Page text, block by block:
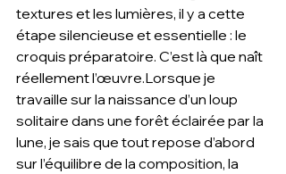
textures et les lumières, il y a cette
étape silencieuse et essentielle : le
croquis préparatoire. C’est là que naît
réellement l’œuvre.Lorsque je
travaille sur la naissance d’un loup
solitaire dans une forêt éclairée par la
lune, je sais que tout repose d’abord
sur l’équilibre de la composition, la